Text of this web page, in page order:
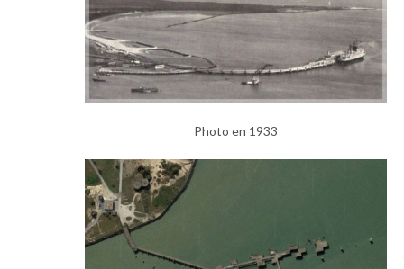
Photo en 1933